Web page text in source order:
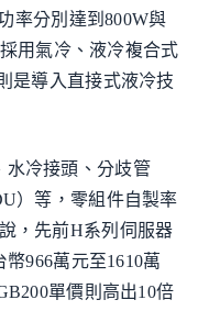
率分別達到800W與
用氣冷、液冷複合式
是導入直接式液冷技
水冷接頭、分歧管
）等，零組件自製率
，先前H系列伺服器
966萬元至1610萬
單價則高出10倍